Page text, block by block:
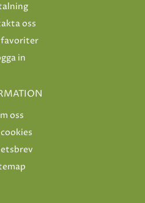
oss
favoriter
in
oss